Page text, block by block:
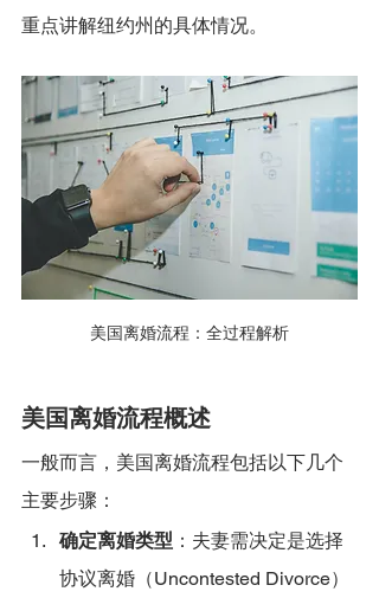
重点讲解纽约州的具体情况。
美国离婚流程：全过程解析
美国离婚流程概述
一般而言，美国离婚流程包括以下几个
主要步骤：
确定离婚类型 ：夫妻需决定是选择
协议离婚（Uncontested Divorce）